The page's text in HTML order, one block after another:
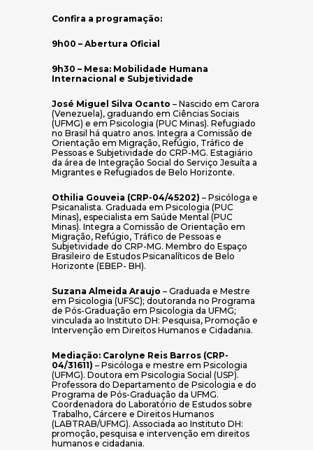
Confira a programação:
9h00 – Abertura Oficial
9h30 – Mesa: Mobilidade Humana
Internacional e Subjetividade
José Miguel Silva Ocanto – Nascido em Carora
(Venezuela), graduando em Ciências Sociais
(UFMG) e em Psicologia (PUC Minas). Refugiado
no Brasil há quatro anos. Integra a Comissão de
Orientação em Migração, Refúgio, Tráfico de
Pessoas e Subjetividade do CRP-MG. Estagiário
da área de Integração Social do Serviço Jesuíta a
Migrantes e Refugiados de Belo Horizonte.
Othilia Gouveia (CRP-04/45202) – Psicóloga e
Psicanalista. Graduada em Psicologia (PUC
Minas), especialista em Saúde Mental (PUC
Minas). Integra a Comissão de Orientação em
Migração, Refúgio, Tráfico de Pessoas e
Subjetividade do CRP-MG. Membro do Espaço
Brasileiro de Estudos Psicanalíticos de Belo
Horizonte (EBEP- BH).
Suzana Almeida Araujo – Graduada e Mestre
em Psicologia (UFSC); doutoranda no Programa
de Pós-Graduação em Psicologia da UFMG;
vinculada ao Instituto DH: Pesquisa, Promoção e
Intervenção em Direitos Humanos e Cidadania.
Mediação: Carolyne Reis Barros (CRP-
04/31611) – Psicóloga e mestre em Psicologia
(UFMG). Doutora em Psicologia Social (USP).
Professora do Departamento de Psicologia e do
Programa de Pós-Graduação da UFMG.
Coordenadora do Laboratório de Estudos sobre
Trabalho, Cárcere e Direitos Humanos
(LABTRAB/UFMG). Associada ao Instituto DH:
promoção, pesquisa e intervenção em direitos
humanos e cidadania.